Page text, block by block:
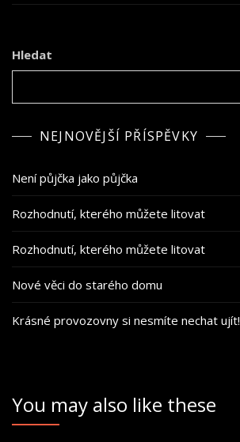
Hledat
NEJNOVĚJŠÍ PŘÍSPĚVKY
Není půjčka jako půjčka
Rozhodnutí, kterého můžete litovat
Rozhodnutí, kterého můžete litovat
Nové věci do starého domu
Krásné provozovny si nesmíte nechat ujít!
You may also like these